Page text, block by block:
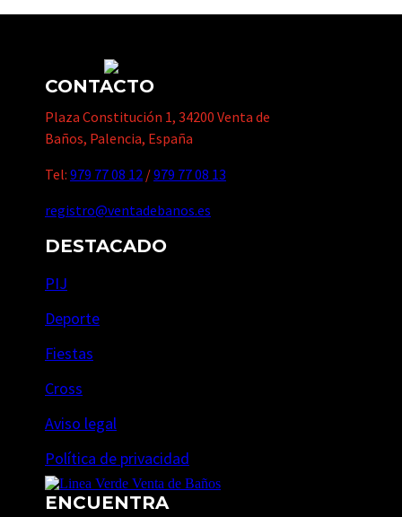
CONTACTO
Plaza Constitución 1, 34200 Venta de
Baños, Palencia, España
Tel: 979 77 08 12 /979 77 08 13
registro@ventadebanos.es
DESTACADO
PIJ
Deporte
Fiestas
Cross
Aviso legal
Política de privacidad
ENCUENTRA